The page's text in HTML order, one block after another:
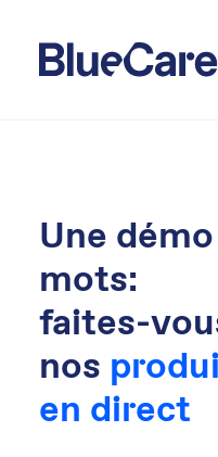
Une
mots:
faites-
nos
en direct